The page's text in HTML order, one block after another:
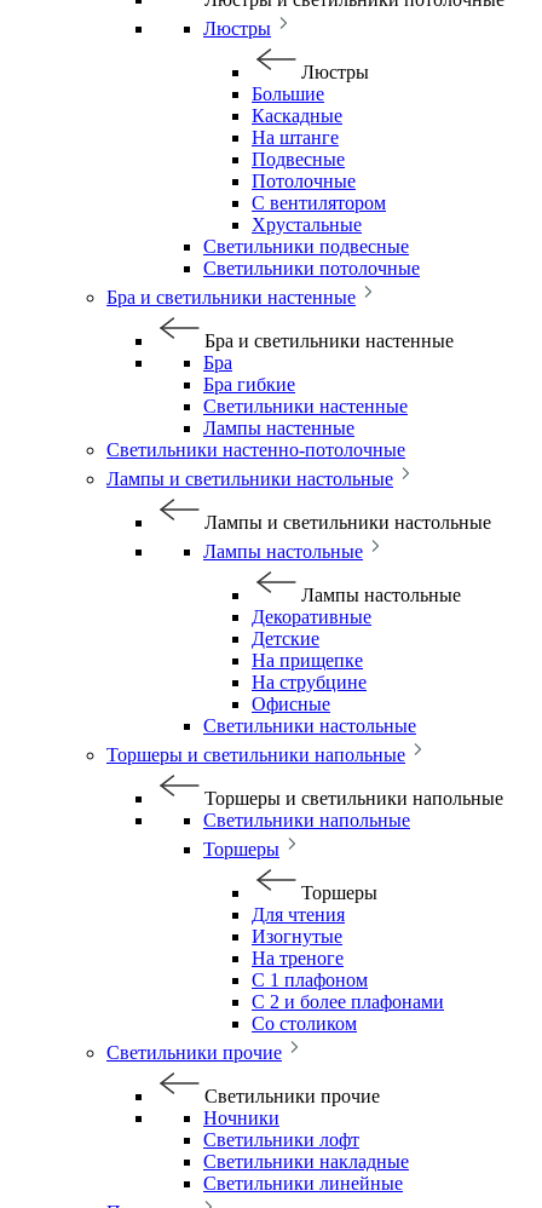
Люстры
Люстры
Большие
Каскадные
На штанге
Подвесные
Потолочные
С вентилятором
Хрустальные
Светильники подвесные
Светильники потолочные
Бра и светильники настенные
Бра и светильники настенные
Бра
Бра гибкие
Светильники настенные
Лампы настенные
Светильники настенно-потолочные
Лампы и светильники настольные
Лампы и светильники настольные
Лампы настольные
Лампы настольные
Декоративные
Детские
На прищепке
На струбцине
Офисные
Светильники настольные
Торшеры и светильники напольные
Торшеры и светильники напольные
Светильники напольные
Торшеры
Торшеры
Для чтения
Изогнутые
На треноге
С 1 плафоном
С 2 и более плафонами
Со столиком
Светильники прочие
Светильники прочие
Ночники
Светильники лофт
Светильники накладные
Светильники линейные